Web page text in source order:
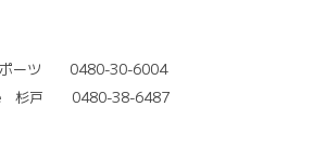
ポーツ 0480-30-6004
杉戸 0480-38-6487